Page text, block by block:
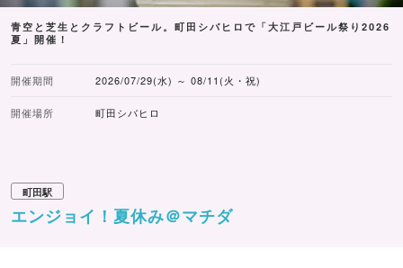
青空と芝生とクラフトビール。町田シバヒロで「大江戸ビール祭り2026
夏」開催！
開催期間 2026/07/29(水) ～ 08/11(火・祝)
開催場所 町田シバヒロ
町田駅
エンジョイ！夏休み＠マチダ